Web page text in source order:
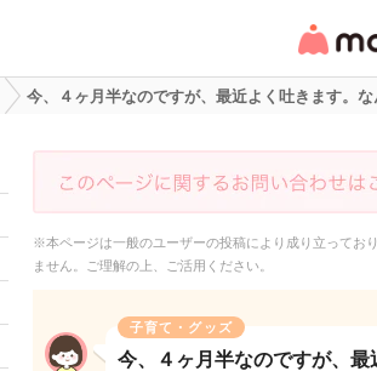
リ・情報
今、４ヶ月半なのですが、最近よく吐きます。
※本ページは一般のユーザーの投稿により成り立ってお
ません。ご理解の上、ご活用ください。
子育て・グッズ
今、４ヶ月半なのですが、